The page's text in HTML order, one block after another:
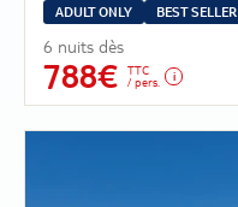
ADULT ONLY BEST SELLER
6 nuits dès
788€
TTC
/ pers.